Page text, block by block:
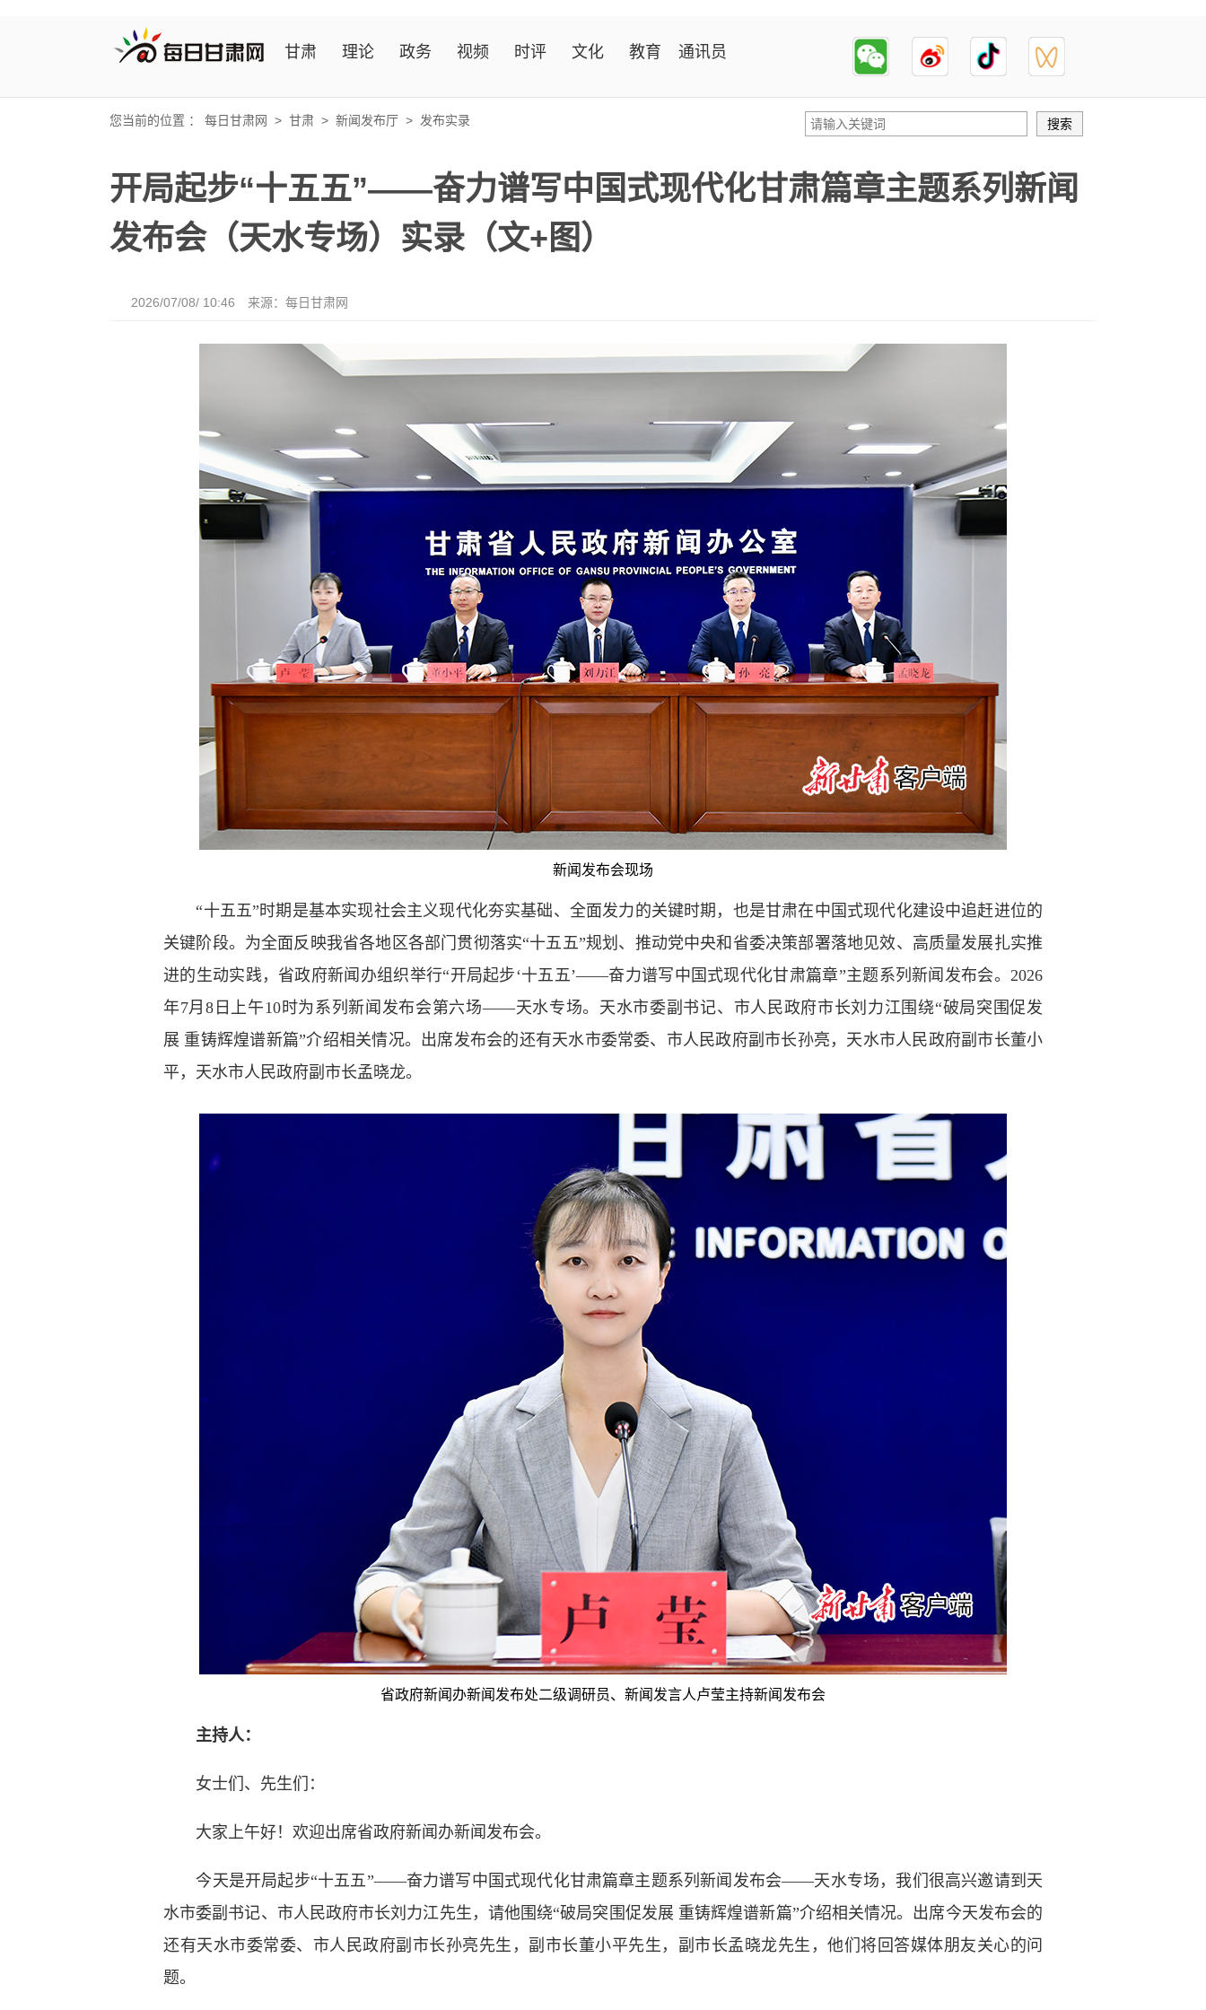
甘肃 理论 政务 视频 时评 文化 教育 通讯员
您当前的位置 ： 每日甘肃网 > 甘肃 > 新闻发布厅 > 发布实录
开局起步“十五五”——奋力谱写中国式现代化甘肃篇章主题系列新闻
发布会（天水专场）实录（文+图）
2026/07/08/ 10:46 来源： 每日甘肃网
新闻发布会现场
“十五五”时期是基本实现社会主义现代化夯实基础、全面发力的关键时期，也是甘肃在中国式现代化建设中追赶进位的
关键阶段。为全面反映我省各地区各部门贯彻落实“十五五”规划、推动党中央和省委决策部署落地见效、高质量发展扎实推
进的生动实践，省政府新闻办组织举行“开局起步‘十五五’——奋力谱写中国式现代化甘肃篇章”主题系列新闻发布会。2026
年7月8日上午10时为系列新闻发布会第六场——天水专场。天水市委副书记、市人民政府市长刘力江围绕“破局突围促发
展 重铸辉煌谱新篇”介绍相关情况。出席发布会的还有天水市委常委、市人民政府副市长孙亮，天水市人民政府副市长董小
平，天水市人民政府副市长孟晓龙。
省政府新闻办新闻发布处二级调研员、新闻发言人卢莹主持新闻发布会
主持人：
女士们、先生们：
大家上午好！欢迎出席省政府新闻办新闻发布会。
今天是开局起步“十五五”——奋力谱写中国式现代化甘肃篇章主题系列新闻发布会——天水专场，我们很高兴邀请到天
水市委副书记、市人民政府市长刘力江先生，请他围绕“破局突围促发展 重铸辉煌谱新篇”介绍相关情况。出席今天发布会的
还有天水市委常委、市人民政府副市长孙亮先生，副市长董小平先生，副市长孟晓龙先生，他们将回答媒体朋友关心的问
题。